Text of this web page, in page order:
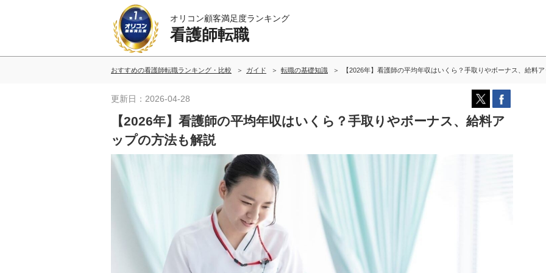
オリコン顧客満足度ランキング
看護師転職
おすすめの看護師転職ランキング・比較 ガイド 転職の基礎知識 【2026年】看護師の平均年収はいくら？手取りやボーナス、給料
更新日：2026-04-28
【2026年】看護師の平均年収はいくら？手取りやボーナス、給料ア
ップの方法も解説